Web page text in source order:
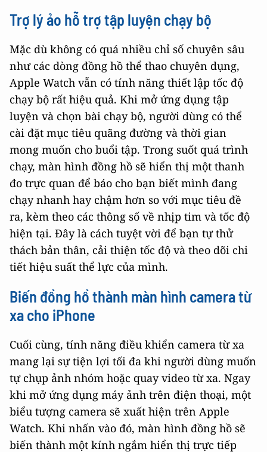
Trợ lý ảo hỗ trợ tập luyện chạy bộ
Mặc dù không có quá nhiều chỉ số chuyên sâu
như các dòng đồng hồ thể thao chuyên dụng,
Apple Watch vẫn có tính năng thiết lập tốc độ
chạy bộ rất hiệu quả. Khi mở ứng dụng tập
luyện và chọn bài chạy bộ, người dùng có thể
cài đặt mục tiêu quãng đường và thời gian
mong muốn cho buổi tập. Trong suốt quá trình
chạy, màn hình đồng hồ sẽ hiển thị một thanh
đo trực quan để báo cho bạn biết mình đang
chạy nhanh hay chậm hơn so với mục tiêu đề
ra, kèm theo các thông số về nhịp tim và tốc độ
hiện tại. Đây là cách tuyệt vời để bạn tự thử
thách bản thân, cải thiện tốc độ và theo dõi chi
tiết hiệu suất thể lực của mình.
Biến đồng hồ thành màn hình camera từ
xa cho iPhone
Cuối cùng, tính năng điều khiển camera từ xa
mang lại sự tiện lợi tối đa khi người dùng muốn
tự chụp ảnh nhóm hoặc quay video từ xa. Ngay
khi mở ứng dụng máy ảnh trên điện thoại, một
biểu tượng camera sẽ xuất hiện trên Apple
Watch. Khi nhấn vào đó, màn hình đồng hồ sẽ
biến thành một kính ngắm hiển thị trực tiếp